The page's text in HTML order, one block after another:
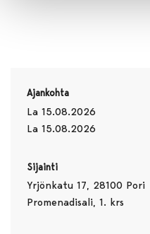
Ajankohta
La 15.08.2026
La 15.08.2026
Sijainti
Yrjönkatu 17, 28100 Pori
Promenadisali, 1. krs